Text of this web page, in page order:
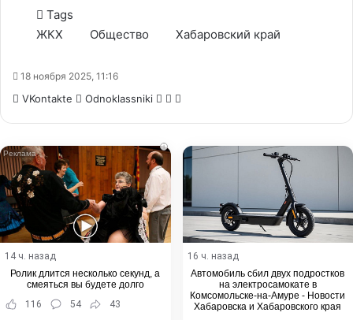
Tags
ЖКХ
Общество Хабаровский край
18 ноября 2025, 11:16
VKontakte Odnoklassniki WhatsApp
Telegram
i
14 ч. назад
Ролик длится несколько секунд, а
смеяться вы будете долго
116
54 43
16 ч. назад
Автомобиль сбил двух подростков
на электросамокате в
Комсомольске-на-Амуре - Новости
Хабаровска и Хабаровского края